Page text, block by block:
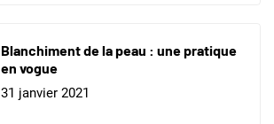
Blanchiment de la peau : une pratique
en vogue
31 janvier 2021